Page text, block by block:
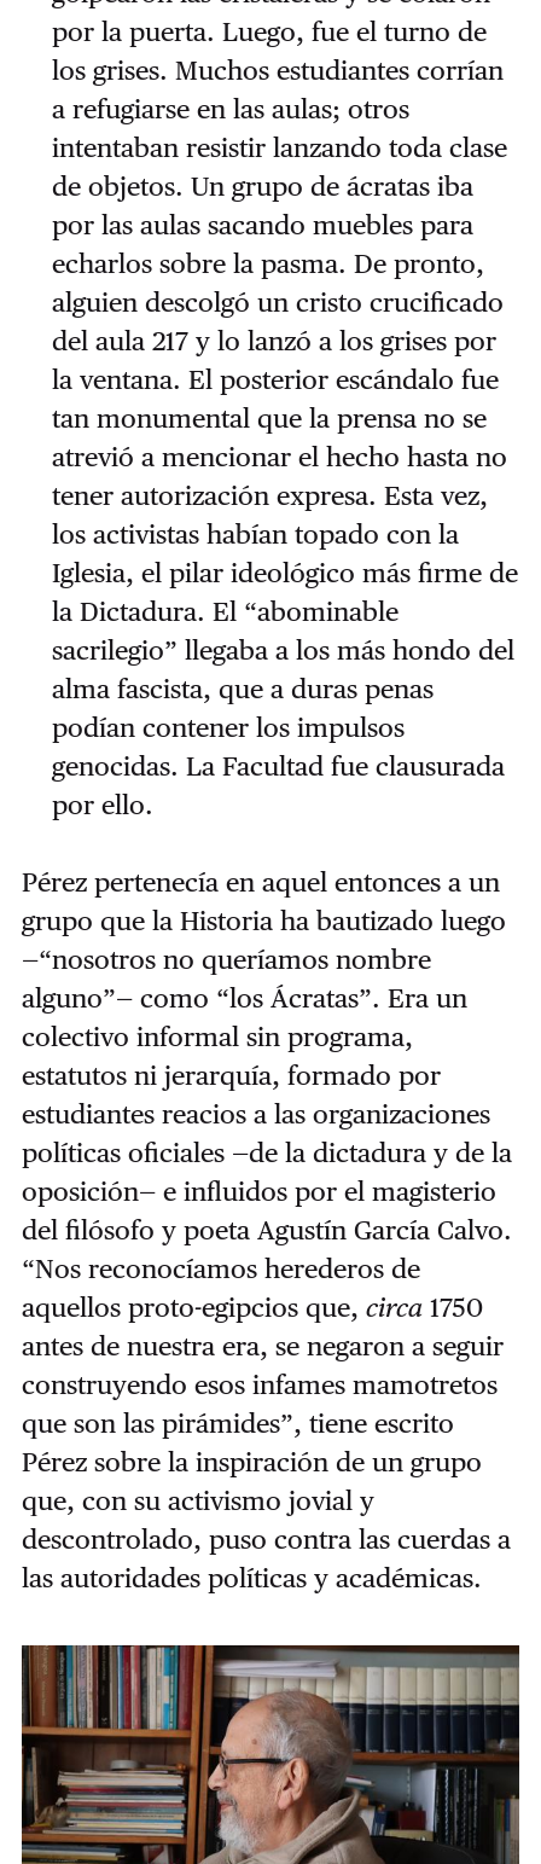
por la puerta. Luego, fue el turno de
los grises. Muchos estudiantes corrían
a refugiarse en las aulas; otros
intentaban resistir lanzando toda clase
de objetos. Un grupo de ácratas iba
por las aulas sacando muebles para
echarlos sobre la pasma. De pronto,
alguien descolgó un cristo crucificado
del aula 217 y lo lanzó a los grises por
la ventana. El posterior escándalo fue
tan monumental que la prensa no se
atrevió a mencionar el hecho hasta no
tener autorización expresa. Esta vez,
los activistas habían topado con la
Iglesia, el pilar ideológico más firme de
la Dictadura. El “abominable
sacrilegio” llegaba a los más hondo del
alma fascista, que a duras penas
podían contener los impulsos
genocidas. La Facultad fue clausurada
por ello.
Pérez pertenecía en aquel entonces a un
grupo que la Historia ha bautizado luego
—“nosotros no queríamos nombre
alguno”— como “los Ácratas”. Era un
colectivo informal sin programa,
estatutos ni jerarquía, formado por
estudiantes reacios a las organizaciones
políticas oficiales —de la dictadura y de la
oposición— e influidos por el magisterio
del filósofo y poeta Agustín García Calvo.
“Nos reconocíamos herederos de
aquellos proto-egipcios que, circa1750
antes de nuestra era, se negaron a seguir
construyendo esos infames mamotretos
que son las pirámides”, tiene escrito
Pérez sobre la inspiración de un grupo
que, con su activismo jovial y
descontrolado, puso contra las cuerdas a
las autoridades políticas y académicas.